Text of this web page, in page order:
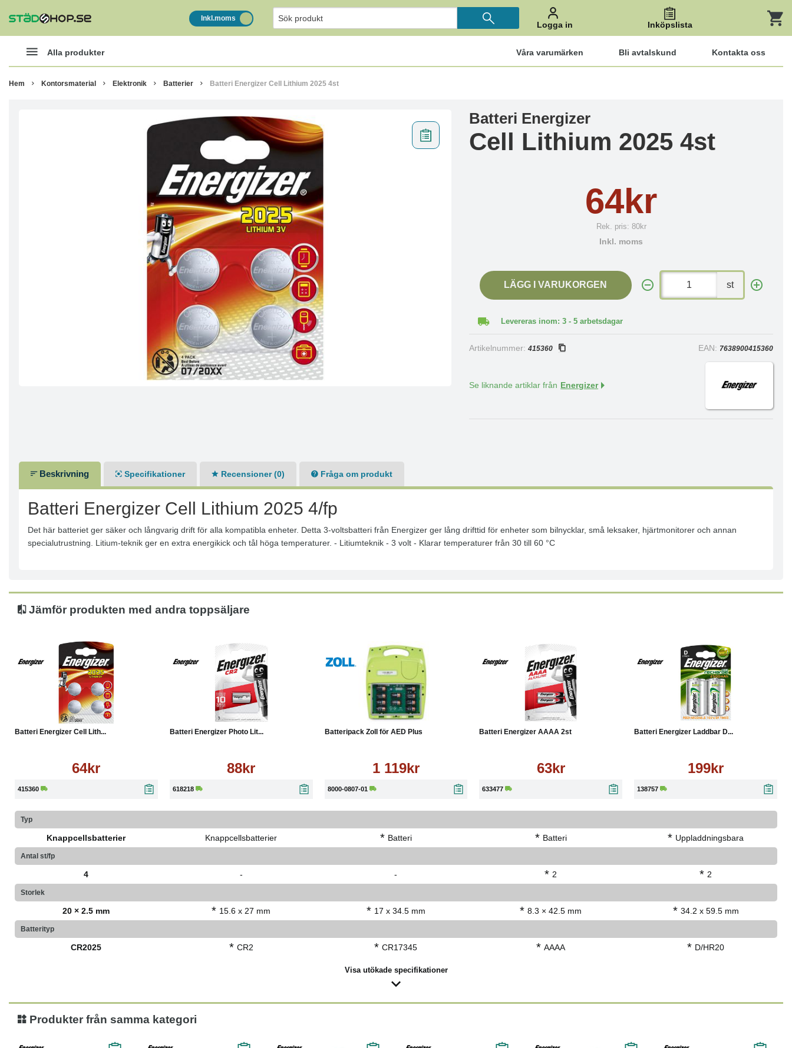
Inkl.moms
Logga in Inköpslista
Alla produkter Våra varumärken Bli avtalskund Kontakta oss
Hem Kontorsmaterial Elektronik Batterier Batteri Energizer Cell Lithium 2025 4st
Batteri Energizer
Cell Lithium 2025 4st
64kr
Rek. pris: 80kr
Inkl. moms
LÄGG I VARUKORGEN st
Levereras inom: 3 - 5 arbetsdagar
Artikelnummer:415360 EAN: 7638900415360
Se liknande artiklar från Energizer
Beskrivning Specifikationer Recensioner (0) Fråga om produkt
Batteri Energizer Cell Lithium 2025 4/fp
Det här batteriet ger säker och långvarig drift för alla kompatibla enheter. Detta 3-voltsbatteri från Energizer ger lång drifttid för enheter som bilnycklar, små leksaker, hjärtmonitorer och annan
specialutrustning. Litium-teknik ger en extra energikick och tål höga temperaturer. - Litiumteknik - 3 volt - Klarar temperaturer från 30 till 60 °C
Jämför produkten med andra toppsäljare
Batteri Energizer Cell Lith...
64kr
415360
Läs mer
Batteri Energizer Photo Lit...
88kr
618218
Batteripack Zoll för AED Plus
1 119kr
8000-0807-01
Köp Läs mer
Batteri Energizer AAAA 2st
63kr
633477
Batteri Energizer Laddbar D...
199kr
138757
Typ
Knappcellsbatterier Knappcellsbatterier * Batteri * Batteri * Uppladdningsbara
Antal st/fp
4 - - * 2 * 2
Storlek
20 × 2.5 mm * 15.6 x 27 mm * 17 x 34.5 mm * 8.3 × 42.5 mm * 34.2 x 59.5 mm
Batterityp
CR2025 * CR2 * CR17345 * AAAA * D/HR20
Visa utökade specifikationer
Produkter från samma kategori